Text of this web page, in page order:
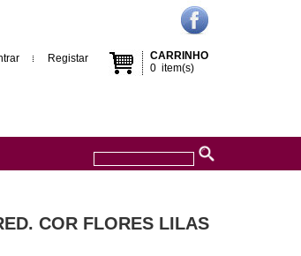
CARRINHO
0 item(s)
Registar
COR FLORES LILAS